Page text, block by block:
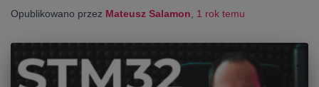
Opublikowano przez Mateusz Salamon 1 rok temu